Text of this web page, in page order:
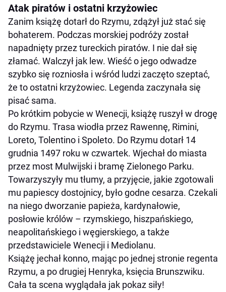
Atak piratów i ostatni krzyżowiec
Zanim książę dotarł do Rzymu, zdążył już stać się
bohaterem. Podczas morskiej podróży został
napadnięty przez tureckich piratów. I nie dał się
złamać. Walczył jak lew. Wieść o jego odwadze
szybko się rozniosła i wśród ludzi zaczęto szeptać,
że to ostatni krzyżowiec. Legenda zaczynała się
pisać sama.
Po krótkim pobycie w Wenecji, książę ruszył w drogę
do Rzymu. Trasa wiodła przez Rawennę, Rimini,
Loreto, Tolentino i Spoleto. Do Rzymu dotarł 14
grudnia 1497 roku w czwartek. Wjechał do miasta
przez most Mulwijski i bramę Zielonego Parku.
Towarzyszyły mu tłumy, a przyjęcie, jakie zgotowali
mu papiescy dostojnicy, było godne cesarza. Czekali
na niego dworzanie papieża, kardynałowie,
posłowie królów – rzymskiego, hiszpańskiego,
neapolitańskiego i węgierskiego, a także
przedstawiciele Wenecji i Mediolanu.
Książę jechał konno, mając po jednej stronie regenta
Rzymu, a po drugiej Henryka, księcia Brunszwiku.
Cała ta scena wyglądała jak pokaz siły!